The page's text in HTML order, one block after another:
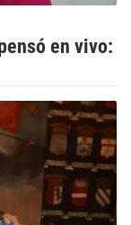
en vivo: